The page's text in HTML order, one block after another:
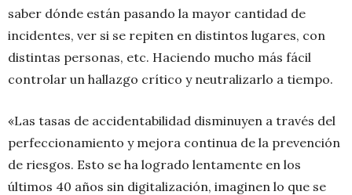
saber dónde están pasando la mayor cantidad de
incidentes, ver si se repiten en distintos lugares, con
distintas personas, etc. Haciendo mucho más fácil
controlar un hallazgo crítico y neutralizarlo a tiempo.
«Las tasas de accidentabilidad disminuyen a través del
perfeccionamiento y mejora continua de la prevención
de riesgos. Esto se ha logrado lentamente en los
últimos 40 años sin digitalización, imaginen lo que se